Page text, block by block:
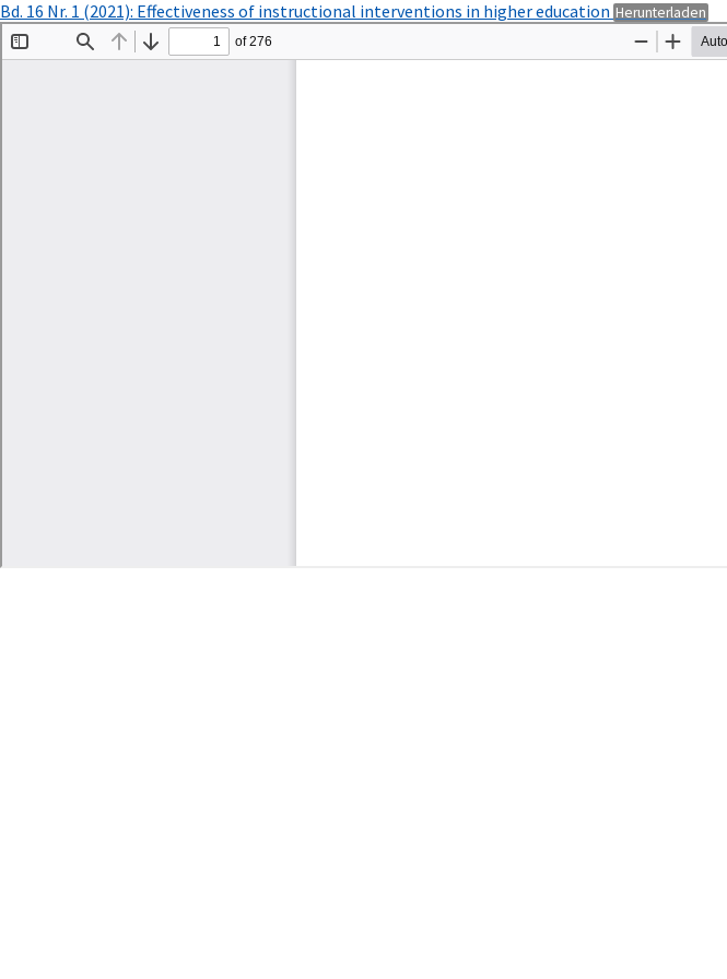
Zu
Artikeldetails
zurückkehren
Bd. 16 Nr. 1 (2021): Effectiveness of instructional interventions in higher education HerunterladenPDF